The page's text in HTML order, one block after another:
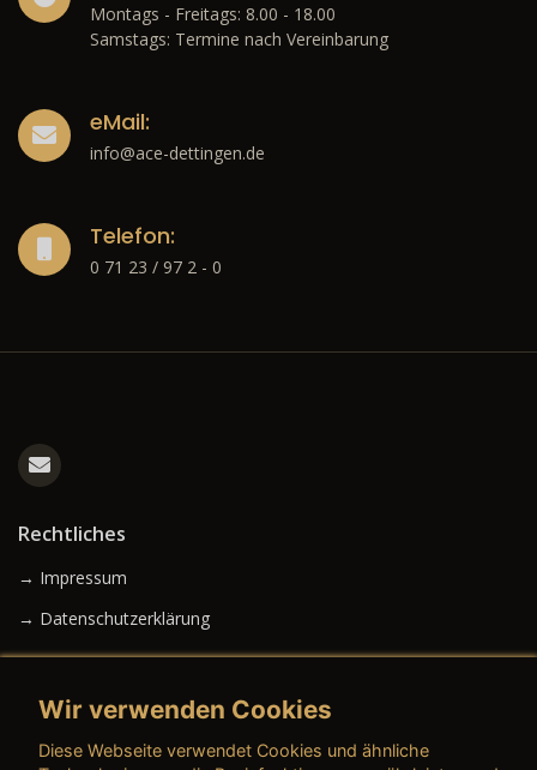
Montags - Freitags: 8.00 - 18.00
Samstags: Termine nach Vereinbarung
eMail:
info@ace-dettingen.de
Telefon:
0 71 23 / 97 2 - 0
Rechtliches
→ Impressum
→ Datenschutzerklärung
Wir verwenden Cookies
Diese Webseite verwendet Cookies und ähnliche